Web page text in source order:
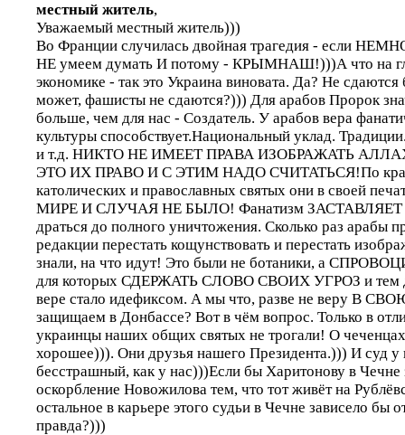
местный житель,
Уважаемый местный житель)))
Во Франции случилась двойная трагедия - если
НЕ умеем думать И потому - КРЫМНАШ!)))А что на
экономике - так это Украина виновата. Да? Не
может, фашисты не сдаются?))) Для арабов Пророк
больше, чем для нас - Создатель. У арабов вера
культуры способствует.Национальный уклад.
и т.д. НИКТО НЕ ИМЕЕТ ПРАВА ИЗОБРАЖАТЬ
ЭТО ИХ ПРАВО И С ЭТИМ НАДО СЧИТАТЬСЯ!По
католических и православных святых они в своей
МИРЕ И СЛУЧАЯ НЕ БЫЛО! Фанатизм ЗАСТАВЛЯЕТ
драться до полного уничтожения. Сколько раз арабы
редакции перестать кощунствовать и перестать
знали, на что идут! Это были не ботаники, а
для которых СДЕРЖАТЬ СЛОВО СВОИХ УГРОЗ и тем
вере стало идефиксом. А мы что, разве не веру В
защищаем в Донбассе? Вот в чём вопрос. Только в
украинцы наших общих святых не трогали! О чеченцах
хорошее))). Они друзья нашего Президента.))) И суд у
бесстрашный, как у нас)))Если бы Харитонову в Чечне
оскорбление Новожилова тем, что тот живёт на
остальное в карьере этого судьи в Чечне зависело бы
правда?)))